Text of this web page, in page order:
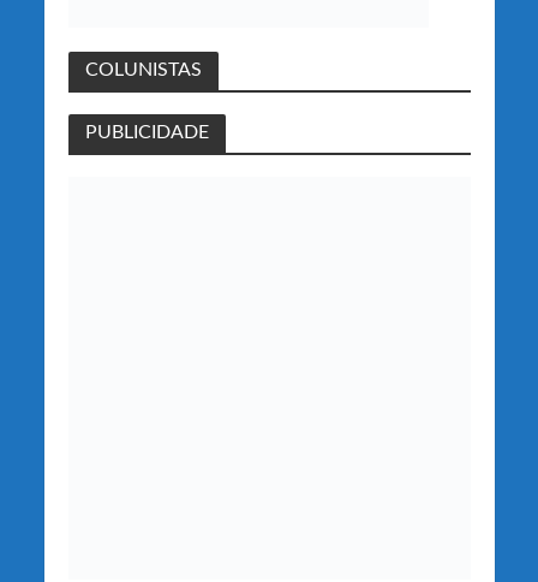
COLUNISTAS
PUBLICIDADE